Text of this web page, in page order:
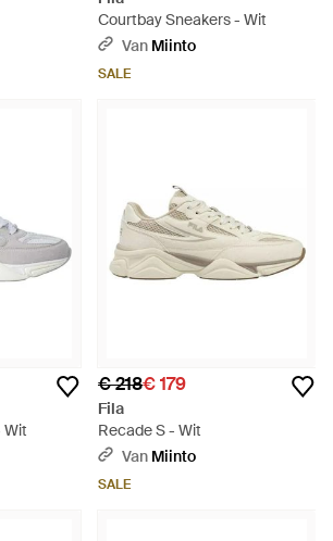
Courtbay Sneakers - Wit
Van Miinto
SALE
Wit
€ 218€ 179
Fila
Recade S - Wit
Van Miinto
SALE